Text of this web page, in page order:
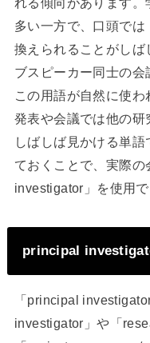
多い一方で、口頭で
換えられることがしば
ブスピーカー同士の
この用語が自然に使
発表や会議では他の研
しばしば見かける単語
ておくことで、実際
investigator」を使用
principal
「principal
investigator」や「